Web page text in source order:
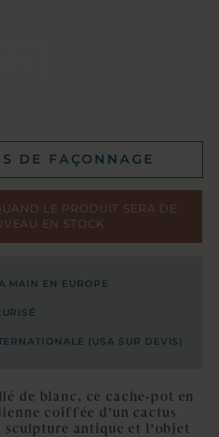
DE FAÇONNAGE
LE PRODUIT SERA DE
EN STOCK
MAIN EN EUROPE
(USA SUR DEVIS)
de blanc, ce cache-pot en
coiffée d’un cactus
antique et l’objet